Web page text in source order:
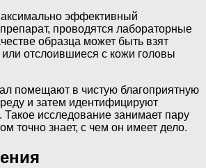
эффективный
проводятся лабораторные
образца может быть взят
отслоившиеся с кожи головы
помещают в чистую благоприятную
и затем идентифицируют
исследование занимает пару
точно знает, с чем он имеет дело.